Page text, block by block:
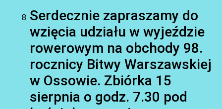
Serdecznie zapraszamy do
wzięcia udziału w wyjeździe
rowerowym na obchody 98.
rocznicy Bitwy Warszawskiej
w Ossowie. Zbiórka 15
sierpnia o godz. 7.30 pod